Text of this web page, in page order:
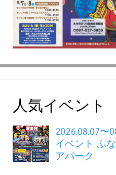
人気イベント
2026.08.07〜
イベント ふ
アパーク